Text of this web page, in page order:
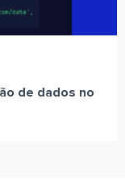
de dados no